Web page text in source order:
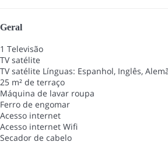
Geral
1 Televisão
TV satélite
TV satélite Línguas: Espanhol, Inglês,
25 m² de terraço
Máquina de lavar roupa
Ferro de engomar
Acesso internet
Acesso internet Wifi
Secador de cabelo